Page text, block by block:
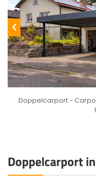
Doppelcarport -
Doppelcarport